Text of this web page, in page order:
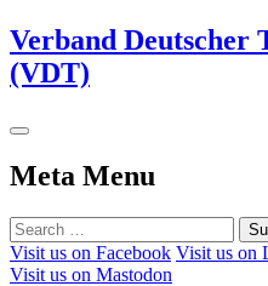
Verband Deutscher
(VDT)
Meta Menu
Visit us on Facebook Visit us on
Visit us on Mastodon